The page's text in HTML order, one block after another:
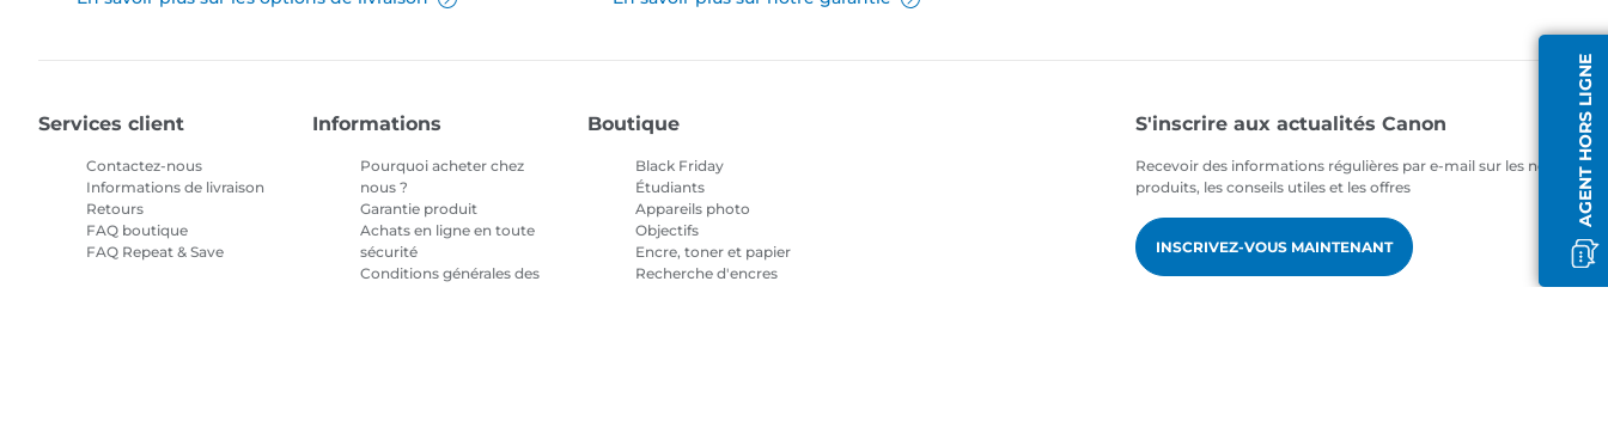
AGENT HORS LIGNE
Services client
Contactez-nous
Informations de livraison
Retours
FAQ boutique
FAQ Repeat & Save
Informations
Pourquoi acheter chez
nous ?
Garantie produit
Achats en ligne en toute
sécurité
Conditions générales des
Boutique
Black Friday
Étudiants
Appareils photo
Objectifs
Encre, toner et papier
Recherche d'encres
S'inscrire aux actualités Canon
Recevoir des informations régulières par e-mail sur les nouveaux
produits, les conseils utiles et les offres
INSCRIVEZ-VOUS MAINTENANT